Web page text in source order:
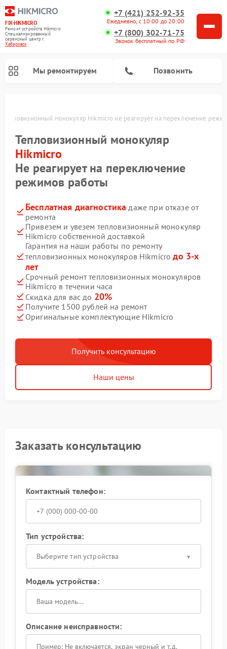
FIX-HIKMICRO
Ремонт устройств Hikmicro
Специализированный
cервисный центр г.
Хабаровск
+7 (421) 252-92-35
Ежедневно, с 10:00 до 20:00
+7 (800) 302-71-75
Звонок бесплатный по РФ
Мы ремонтируем Позвонить
Тепловизионный монокуляр Hikmicro не реагирует на переключение
Тепловизионный монокуляр
Hikmicro
Не реагирует на переключение
режимов работы
Бесплатная диагностика даже при отказе от
ремонта
Привезем и увезем тепловизионный монокуляр
Hikmicro собственной доставкой
Гарантия на наши работы по ремонту
тепловизионных монокуляров Hikmicroдо 3-х
лет
Срочный ремонт тепловизионных монокуляров
Hikmicro в течении часа
Скидка для вас до 20%
Получите 1500 рублей на ремонт
Оригинальные комплектующие Hikmicro
Получить консультацию
Наши цены
Заказать консультацию
Контактный телефон:
Тип устройства:
Выберите тип устройства
Модель устройства:
Описание неисправности: